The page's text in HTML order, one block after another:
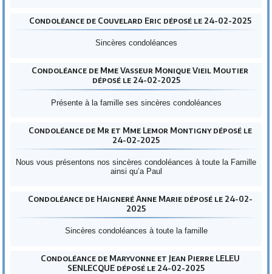
Condoléance de Couvelard Eric déposé le 24-02-2025
Sincères condoléances
Condoléance de Mme Vasseur Monique Vieil Moutier
déposé le 24-02-2025
Présente à la famille ses sincères condoléances
Condoléance de Mr et Mme Lemor Montigny déposé le
24-02-2025
Nous vous présentons nos sincères condoléances à toute la Famille
ainsi qu’a Paul
Condoléance de Haigneré Anne Marie déposé le 24-02-
2025
Sincères condoléances à toute la famille
Condoléance de Maryvonne et Jean Pierre LELEU
SENLECQUE déposé le 24-02-2025